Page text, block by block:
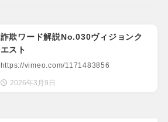
詐欺ワード解説No.030ヴィジョンク
エスト
https://vimeo.com/1171483856
2026年3月9日